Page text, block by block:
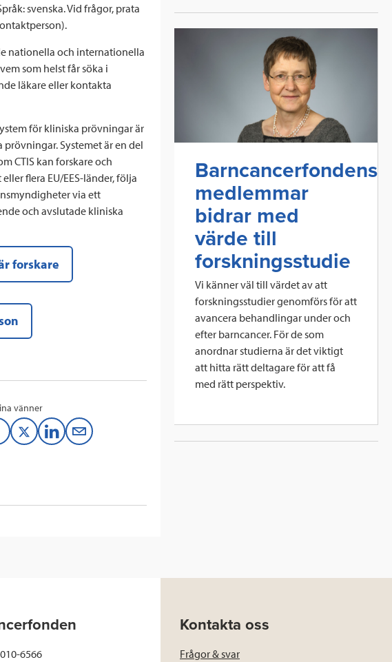
svenska. Vid frågor, prata
nationella och internationella
som helst får söka i
läkare eller kontakta
för kliniska prövningar är
Systemet är en del
CTIS kan forskare och
flera EU/EES-länder, följa
via ett
och avslutade kliniska
forskare
vänner
F
k
T
L
n
M
Barncancerfondens
medlemmar
bidrar med
värde till
forskningsstudie
Vi känner väl till värdet av att
forskningsstudier genomförs för att
avancera behandlingar under och
efter barncancer. För de som
anordnar studierna är det viktigt
att hitta rätt deltagare för att få
med rätt perspektiv.
6566
Kontakta oss
Frågor & svar